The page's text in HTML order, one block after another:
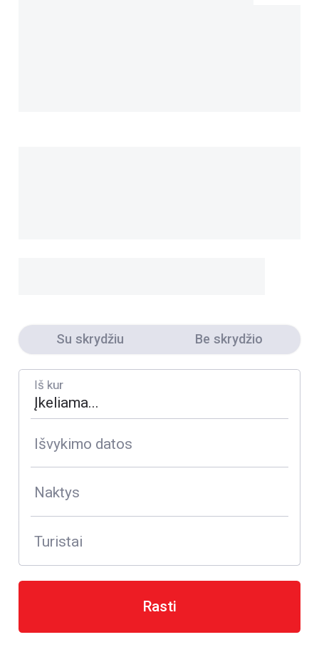
Su skrydžiu Be skrydžio
Iš kur
Išvykimo datos
Naktys
Turistai
Rasti